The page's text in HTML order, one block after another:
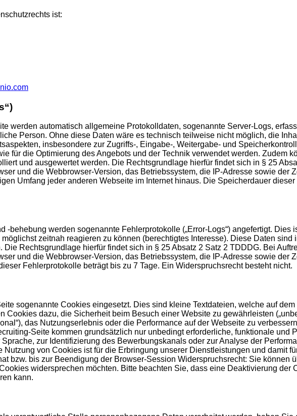
ist:
werden automatisch allgemeine Protokolldaten, sogenannte Server-Logs,
Person. Ohne diese Daten wäre es technisch teilweise nicht möglich, die
insbesondere zur Zugriffs-, Eingabe-, Weitergabe- und
für die Optimierung des Angebots und der Technik verwendet werden. Zudem
und ausgewertet werden. Die Rechtsgrundlage hierfür findet sich in § 25
und die Webbrowser-Version, das Betriebssystem, die IP-Adresse sowie der
Umfang jeder anderen Webseite im Internet hinaus. Die Speicherdauer
-behebung werden sogenannte Fehlerprotokolle („Error-Logs“) angefertigt.
zeitnah reagieren zu können (berechtigtes Interesse). Diese Daten
Die Rechtsgrundlage hierfür findet sich in § 25 Absatz 2 Satz 2 TDDDG. Bei
und die Webbrowser-Version, das Betriebssystem, die IP-Adresse sowie der
Fehlerprotokolle beträgt bis zu 7 Tage. Ein Widerspruchsrecht besteht nicht.
sogenannte Cookies eingesetzt. Dies sind kleine Textdateien, welche auf
Cookies dazu, die Sicherheit beim Besuch einer Website zu gewährleisten
das Nutzungserlebnis oder die Performance auf der Webseite zu
Seite kommen grundsätzlich nur unbedingt erforderliche, funktionale
zur Identifizierung des Bewerbungskanals oder zur Analyse der
von Cookies ist für die Erbringung unserer Dienstleistungen und damit
bzw. bis zur Beendigung der Browser-Session Widerspruchsrecht: Sie können
widersprechen möchten. Bitte beachten Sie, dass eine Deaktivierung
kann.